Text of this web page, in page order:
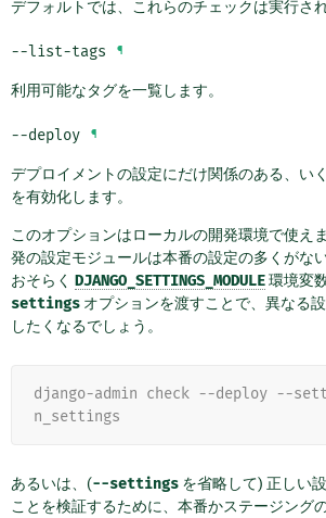
デフォルトでは、これらのチェックは実行され
--list-tags ¶
利用可能なタグを一覧します。
--deploy ¶
デプロイメントの設定にだけ関係のある、い
を有効化します。
このオプションはローカルの開発環境で使え
発の設定モジュールは本番の設定の多くがな
おそらく DJANGO_SETTINGS_MODULE環境変
settings オプションを渡すことで、異なる
したくなるでしょう。
django-admin check --deploy --
n_settings
あるいは、(--settings を省略して) 正しい
ことを検証するために、本番かステージング